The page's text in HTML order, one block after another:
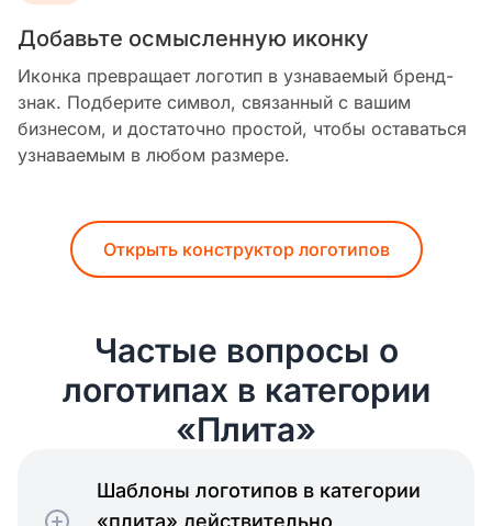
Добавьте осмысленную иконку
Иконка превращает логотип в узнаваемый бренд-
знак. Подберите символ, связанный с вашим
бизнесом, и достаточно простой, чтобы оставаться
узнаваемым в любом размере.
Открыть конструктор логотипов
Частые вопросы о
логотипах в категории
«Плита»
Шаблоны логотипов в категории
«плита» действительно